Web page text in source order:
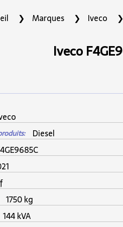
Marques Iveco
Iveco
Diesel
1750 kg
144 kVA